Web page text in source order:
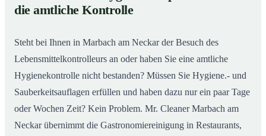
Qualität, die man sieht
die amtliche Kontrolle
Steht bei Ihnen in Marbach am Neckar der Besuch des
Lebensmittelkontrolleurs an oder haben Sie eine amtliche
Hygienekontrolle nicht bestanden? Müssen Sie Hygiene.- und
Sauberkeitsauflagen erfüllen und haben dazu nur ein paar Tage
oder Wochen Zeit? Kein Problem. Mr. Cleaner Marbach am
Neckar übernimmt die Gastronomiereinigung in Restaurants,